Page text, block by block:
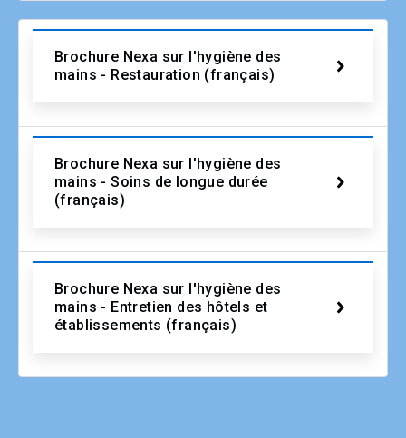
Brochure Nexa sur l'hygiène des
mains - Restauration (français)
Brochure Nexa sur l'hygiène des
mains - Soins de longue durée
(français)
Brochure Nexa sur l'hygiène des
mains - Entretien des hôtels et
établissements (français)